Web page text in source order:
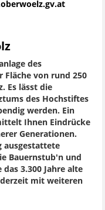
des
Fläche von rund 250
Es lässt die
des Hochstiftes
werden. Ein
Ihnen Eindrücke
Generationen.
ausgestattete
Bauernstub'n und
3.300 Jahre alte
mit weiteren